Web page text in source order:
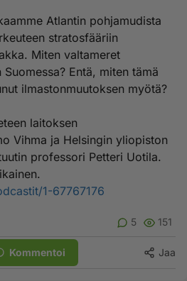
Atlantin pohjamudista
stratosfääriin
Miten valtameret
Entä, miten tämä
ilmastonmuutoksen myötä?
laitoksen
Vihma ja Helsingin yliopiston
professori Petteri Uotila.
1-67767176
5 151
Kommentoi Jaa